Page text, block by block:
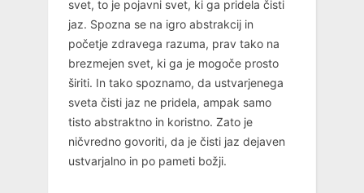
svet, to je pojavni svet, ki ga pridela čisti
jaz. Spozna se na igro abstrakcij in
početje zdravega razuma, prav tako na
brezmejen svet, ki ga je mogoče prosto
širiti. In tako spoznamo, da ustvarjenega
sveta čisti jaz ne pridela, ampak samo
tisto abstraktno in koristno. Zato je
ničvredno govoriti, da je čisti jaz dejaven
ustvarjalno in po pameti božji.